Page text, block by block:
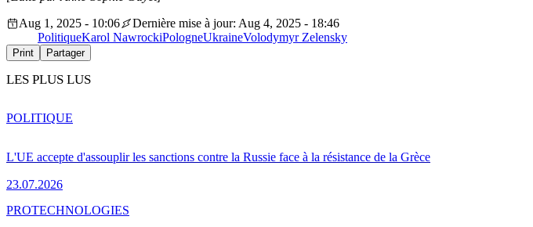
Aug 1, 2025 - 10:06
Dernière mise à jour: Aug 4, 2025 - 18:46
PolitiqueKarol NawrockiPologneUkraineVolodymyr Zelensky
Print Partager
LES PLUS LUS
L'UE accepte d'assouplir les sanctions contre la Russie face à la résistance de la Grèce
23.07.2026
POLITIQUE
PROTECHNOLOGIES